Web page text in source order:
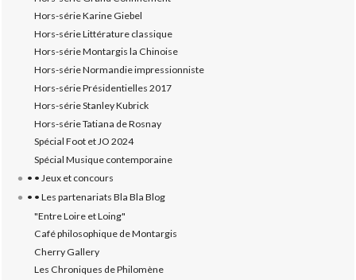
Hors-série Karine Giebel
Hors-série Littérature classique
Hors-série Montargis la Chinoise
Hors-série Normandie impressionniste
Hors-série Présidentielles 2017
Hors-série Stanley Kubrick
Hors-série Tatiana de Rosnay
Spécial Foot et JO 2024
Spécial Musique contemporaine
• • Jeux et concours
• • Les partenariats Bla Bla Blog
"Entre Loire et Loing"
Café philosophique de Montargis
Cherry Gallery
Les Chroniques de Philomène